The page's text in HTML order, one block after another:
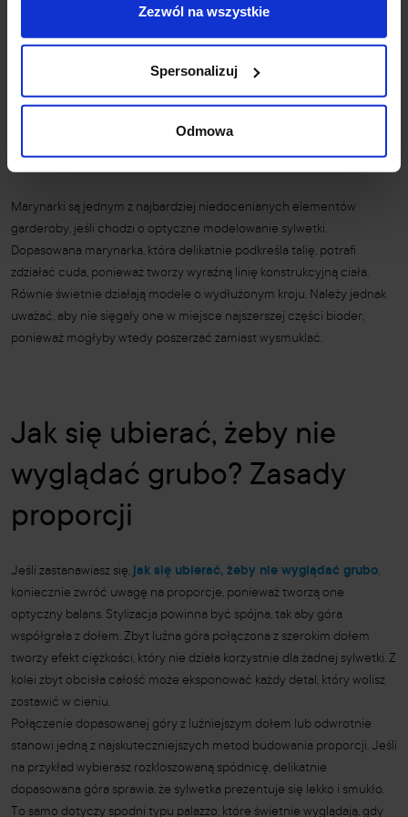
Zezwól na wszystkie
Spersonalizuj
Odmowa
pozwalają one uzyskać efekt lekkości, jednocześnie ukrywając dolne
partie ciała, jeśli nie chcesz ich eksponować.
Sukienki z wyraźnymi pionowymi przeszyciami lub guzikiem
efekt linii ciągnącej oko wzdłuż całej figury.
Jakie marynarki wyszczuplają?
Marynarki są jednym z najbardziej niedocenianych elementów
garderoby, jeśli chodzi o optyczne modelowanie sylwetki.
Dopasowana marynarka, która delikatnie podkreśla talię, potrafi
zdziałać cuda, ponieważ tworzy wyraźną linię konstrukcyjną ciała.
Równie świetnie działają modele o wydłużonym kroju. Należy jednak
uważać, aby nie sięgały one w miejsce najszerszej części bioder,
ponieważ mogłyby wtedy poszerzać zamiast wysmuklać.
Jak się ubierać, żeby nie
wyglądać grubo? Zasady
proporcji
Jeśli zastanawiasz się, jak się ubierać, żeby nie wyglądać grubo,
koniecznie zwróć uwagę na proporcje, ponieważ tworzą one
optyczny balans. Stylizacja powinna być spójna, tak aby góra
współgrała z dołem. Zbyt luźna góra połączona z szerokim dołem
tworzy efekt ciężkości, który nie działa korzystnie dla żadnej sylwetki. Z
kolei zbyt obcisła całość może eksponować każdy detal, który wolisz
zostawić w cieniu.
Połączenie dopasowanej góry z luźniejszym dołem lub odwrotnie
stanowi jedną z najskuteczniejszych metod budowania proporcji. Jeśli
na przykład wybierasz rozkloszowaną spódnicę, delikatnie
dopasowana góra sprawia, że sylwetka prezentuje się lekko i smukło.
To samo dotyczy spodni typu palazzo, które świetnie wyglądają, gdy